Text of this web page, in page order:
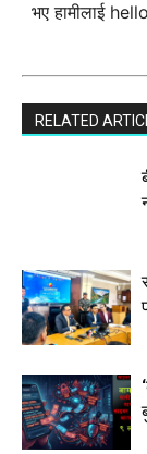
भए हामीलाई
RELATED